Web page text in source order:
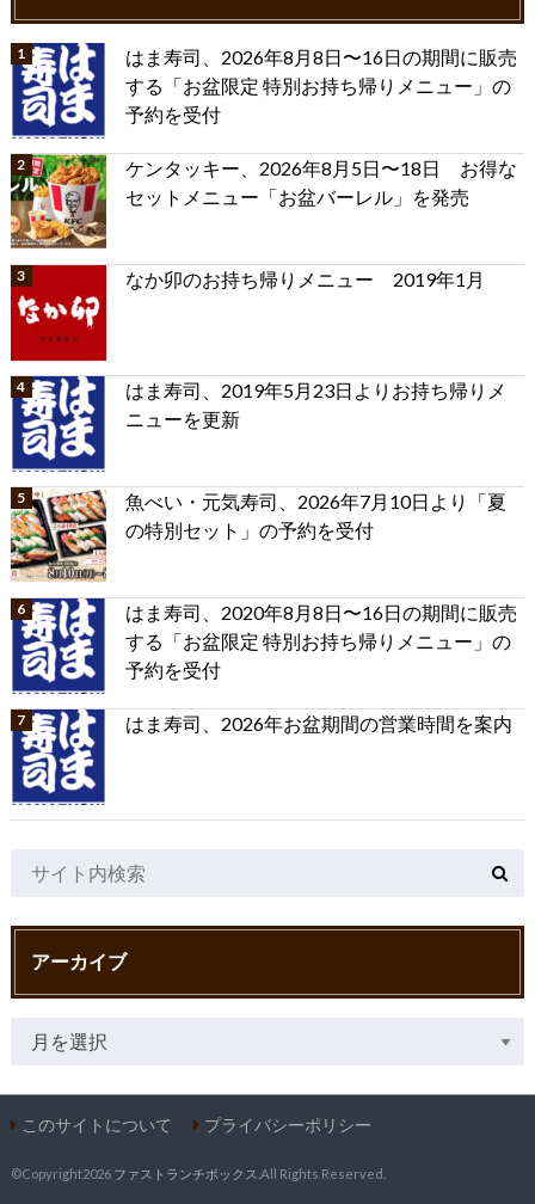
はま寿司、2026年8月8日〜16日の期間に販売
する「お盆限定 特別お持ち帰りメニュー」の
予約を受付
ケンタッキー、2026年8月5日〜18日 お得な
セットメニュー「お盆バーレル」を発売
なか卯のお持ち帰りメニュー 2019年1月
はま寿司、2019年5月23日よりお持ち帰りメ
ニューを更新
魚べい・元気寿司、2026年7月10日より「夏
の特別セット」の予約を受付
はま寿司、2020年8月8日〜16日の期間に販売
する「お盆限定 特別お持ち帰りメニュー」の
予約を受付
はま寿司、2026年お盆期間の営業時間を案内
アーカイブ
このサイトについて プライバシーポリシー
©Copyright2026 ファストランチボックス .All Rights Reserved.